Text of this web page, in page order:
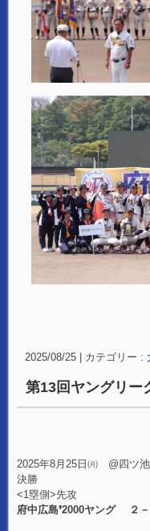
2025/08/25 カテゴリー :
第13回ヤングリー
2025年8月25日㈪ @四ツ
決勝
<1塁側>先攻
府中広島❜2000ヤング ２